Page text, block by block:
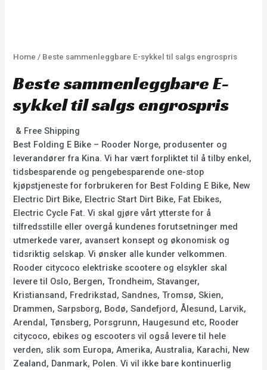
Home / Beste sammenleggbare E-sykkel til salgs engrospris
Beste sammenleggbare E-
sykkel til salgs engrospris
& Free Shipping
Best Folding E Bike – Rooder Norge, produsenter og
leverandører fra Kina. Vi har vært forpliktet til å tilby enkel,
tidsbesparende og pengebesparende one-stop
kjøpstjeneste for forbrukeren for Best Folding E Bike, New
Electric Dirt Bike, Electric Start Dirt Bike, Fat Ebikes,
Electric Cycle Fat. Vi skal gjøre vårt ytterste for å
tilfredsstille eller overgå kundenes forutsetninger med
utmerkede varer, avansert konsept og økonomisk og
tidsriktig selskap. Vi ønsker alle kunder velkommen.
Rooder citycoco elektriske scootere og elsykler skal
levere til Oslo, Bergen, Trondheim, Stavanger,
Kristiansand, Fredrikstad, Sandnes, Tromsø, Skien,
Drammen, Sarpsborg, Bodø, Sandefjord, Ålesund, Larvik,
Arendal, Tønsberg, Porsgrunn, Haugesund etc, Rooder
citycoco, ebikes og escooters vil også levere til hele
verden, slik som Europa, Amerika, Australia, Karachi, New
Zealand, Danmark, Polen. Vi vil ikke bare kontinuerlig